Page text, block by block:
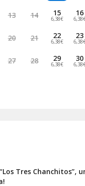
13 14 15
6,38€
16
20 21 22
6,38€
23
27 28 29
6,38€
30
Tres